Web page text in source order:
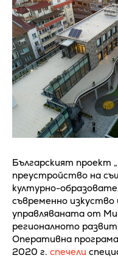
Българският проект
преустройство на
културно-
съвременно изкуство
управляваната от
регионалното
Оперативна
2020 г. спечели